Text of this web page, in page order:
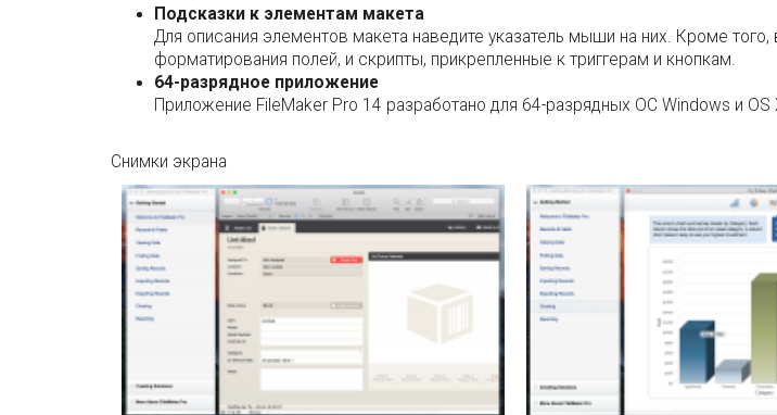
Подсказки к элементам макета
Для описания элементов макета наведите указатель мыши на них. Кроме
форматирования полей, и скрипты, прикрепленные к триггерам и кнопкам.
64-разрядное приложение
Приложение FileMaker Pro 14 разработано для 64-разрядных ОС Windows и OS
Снимки экрана